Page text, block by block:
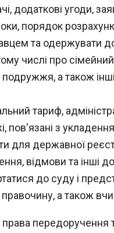
додаткові угоди,
порядок
та одержувати
числі про
подружжя, а також
тариф,
пов'язані з
для державної
відмови та інші
до суду і
а також
передоручення